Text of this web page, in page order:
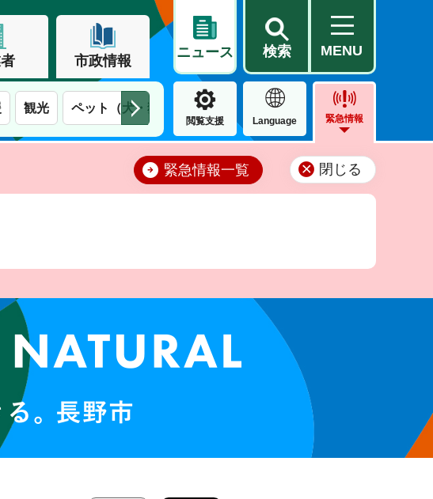
市政情報
ニュース 検索 MENU
観光 ペット（犬・猫） 住民票・戸籍 公営住宅
閲覧支援 Language 緊急情報
緊急情報一覧 閉じる
市